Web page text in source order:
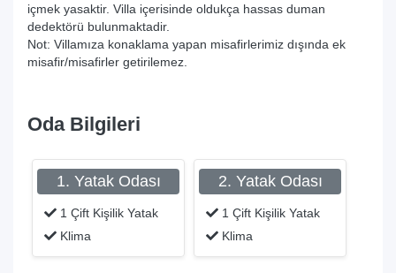
içmek yasaktir. Villa içerisinde oldukça hassas duman
dedektörü bulunmaktadir.
Not: Villamıza konaklama yapan misafirlerimiz dışında ek
misafir/misafirler getirilemez.
Oda Bilgileri
1. Yatak Odası
1 Çift Kişilik Yatak
Klima
2. Yatak Odası
1 Çift Kişilik Yatak
Klima